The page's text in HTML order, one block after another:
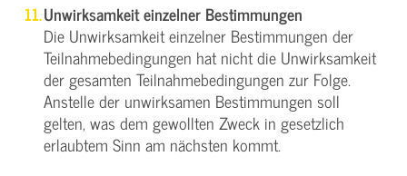
Unwirksamkeit einzelner Bestimmungen
Die Unwirksamkeit einzelner Bestimmungen der
Teilnahmebedingungen hat nicht die Unwirksamkeit
der gesamten Teilnahmebedingungen zur Folge.
Anstelle der unwirksamen Bestimmungen soll
gelten, was dem gewollten Zweck in gesetzlich
erlaubtem Sinn am nächsten kommt.